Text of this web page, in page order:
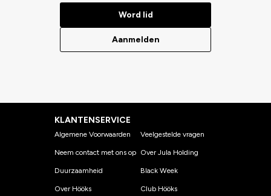
Word lid
Aanmelden
KLANTENSERVICE
Algemene Voorwaarden
Neem contact met ons op
Duurzaamheid
Over Hööks
Veelgestelde vragen
Over Jula Holding
Black Week
Club Hööks